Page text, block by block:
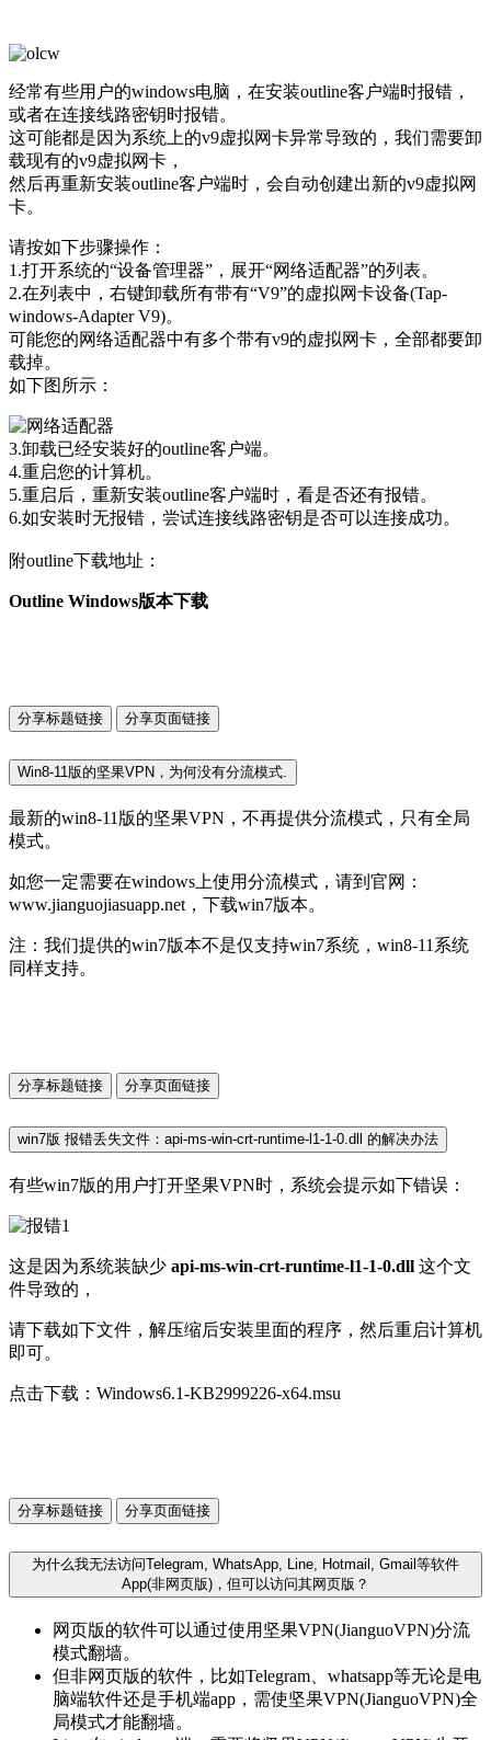
经常有些用户的windows电脑，在安装outline客户端时报错，
或者在连接线路密钥时报错。
这可能都是因为系统上的v9虚拟网卡异常导致的，我们需要卸
载现有的v9虚拟网卡，
然后再重新安装outline客户端时，会自动创建出新的v9虚拟网
卡。
请按如下步骤操作：
1.打开系统的“设备管理器”，展开“网络适配器”的列表。
2.在列表中，右键卸载所有带有“V9”的虚拟网卡设备(Tap-
windows-Adapter V9)。
可能您的网络适配器中有多个带有v9的虚拟网卡，全部都要卸
载掉。
如下图所示：
3.卸载已经安装好的outline客户端。
4.重启您的计算机。
5.重启后，重新安装outline客户端时，看是否还有报错。
6.如安装时无报错，尝试连接线路密钥是否可以连接成功。
附outline下载地址：
Outline Windows版本下载
分享标题链接 分享页面链接
Win8-11版的坚果VPN，为何没有分流模式.
最新的win8-11版的坚果VPN，不再提供分流模式，只有全局
模式。
如您一定需要在windows上使用分流模式，请到官网：
www.jianguojiasuapp.net，下载win7版本。
注：我们提供的win7版本不是仅支持win7系统，win8-11系统
同样支持。
分享标题链接 分享页面链接
win7版 报错丢失文件：api-ms-win-crt-runtime-l1-1-0.dll 的解决办法
有些win7版的用户打开坚果VPN时，系统会提示如下错误：
这是因为系统装缺少 api-ms-win-crt-runtime-l1-1-0.dll 这个文
件导致的，
请下载如下文件，解压缩后安装里面的程序，然后重启计算机
即可。
点击下载：Windows6.1-KB2999226-x64.msu
分享标题链接 分享页面链接
为什么我无法访问Telegram, WhatsApp, Line, Hotmail, Gmail等软件
App(非网页版)，但可以访问其网页版？
网页版的软件可以通过使用坚果VPN(JianguoVPN)分流
模式翻墙。
但非网页版的软件，比如Telegram、whatsapp等无论是电
脑端软件还是手机端app，需使坚果VPN(JianguoVPN)全
局模式才能翻墙。